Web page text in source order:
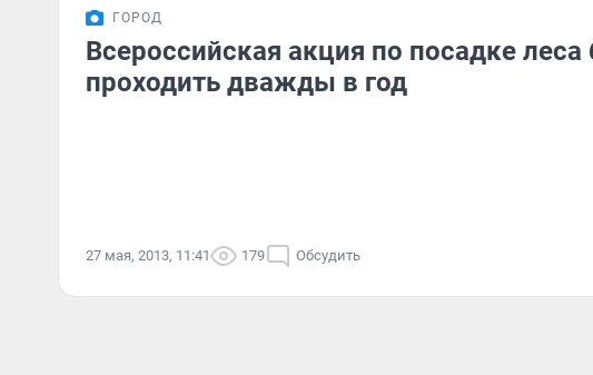
ГОРОД
Всероссийская акция по посадке леса
проходить дважды в год
27 мая, 2013, 11:41 179 Обсудить